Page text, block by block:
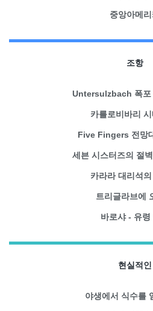
중앙아메
조항
Untersulzbach 폭포
카를로비바리
Five Fingers 전망
세븐 시스터즈의 절
카라라 대리석
트리글라브에
바로샤 - 유령
현실적인
야생에서 식수를